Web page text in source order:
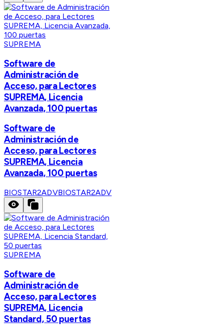
SUPREMA
Software de
Administración de
Acceso, para Lectores
SUPREMA, Licencia
Avanzada, 100 puertas
Software de
Administración de
Acceso, para Lectores
SUPREMA, Licencia
Avanzada, 100 puertas
BIOSTAR2ADVBIOSTAR2ADV
SUPREMA
Software de
Administración de
Acceso, para Lectores
SUPREMA, Licencia
Standard, 50 puertas